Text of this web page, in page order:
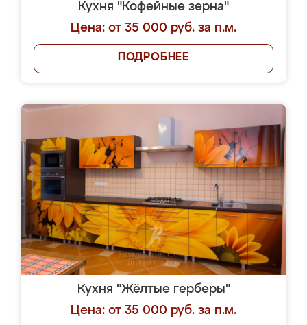
Кухня "Кофейные зерна"
Цена: от 35 000 руб. за п.м.
ПОДРОБНЕЕ
Кухня "Жёлтые герберы"
Цена: от 35 000 руб. за п.м.